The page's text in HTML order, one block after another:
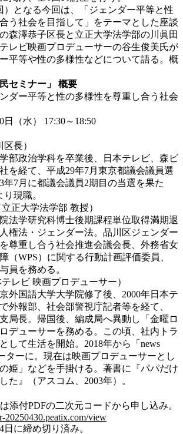
となる今回は、「ジェンダー平等と性
う社会を目指して」をテーマとした座談
森澤恭子区長と立正大学法学部の川眞田
レビ映画プロデューサーの谷生俊美氏が
平等や性の多様性などについて語る。概
セミナー」
概要
ダー平等と性の多様性を尊重し合う社会
（水） 17:30～18:50
長）
部政治学科を卒業後、日本テレビ、森ビ
を経て、平成29年7月東京都議会議員選
年7月に都議会議員2期目の当選を果た
現職。
正大学法学部 教授）
法学研究科博士後期課程単位取得満期退
権法・ジェンダー法。品川区ジェンダー
尊重し合う社会推進会議会長、外務省女
（WPS）に関する行動計画評価委員、
員を務める。
レビ 映画プロデューサー）
外国語大学大学院修了後、2000年日本テ
外報部、社会部警視庁記者等を経て、
局長。帰国後、編成局へ異動し「金曜ロ
デューサーを務める。この頃、社内トラ
して生活を開始。2018年から「news
ターに。現在は映画プロデューサーとし
姫」などを手掛ける。著書に『パパだけ
た』（アスコム、2003年）。
添付PDFの二次元コードから申し込み。
20250430.peatix.com/view
に締め切り済み。